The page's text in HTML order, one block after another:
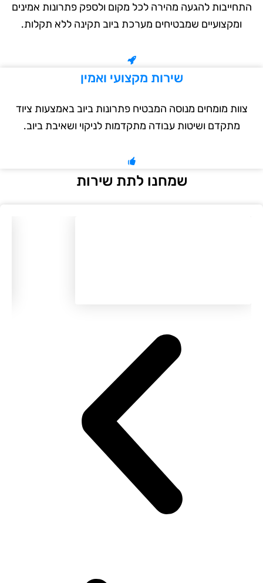
להגעה מהירה לכל מקום ולספק פתרונות אמינים
ומקצועיים שמבטיחים מערכת ביוב תקינה ללא תקלות.
שירות מקצועי ואמין
צוות מומחים מנוסה המבטיח פתרונות ביוב באמצעות ציוד
מתקדם ושיטות עבודה מתקדמות לניקוי ושאיבת ביוב.
שמחנו לתת שירות